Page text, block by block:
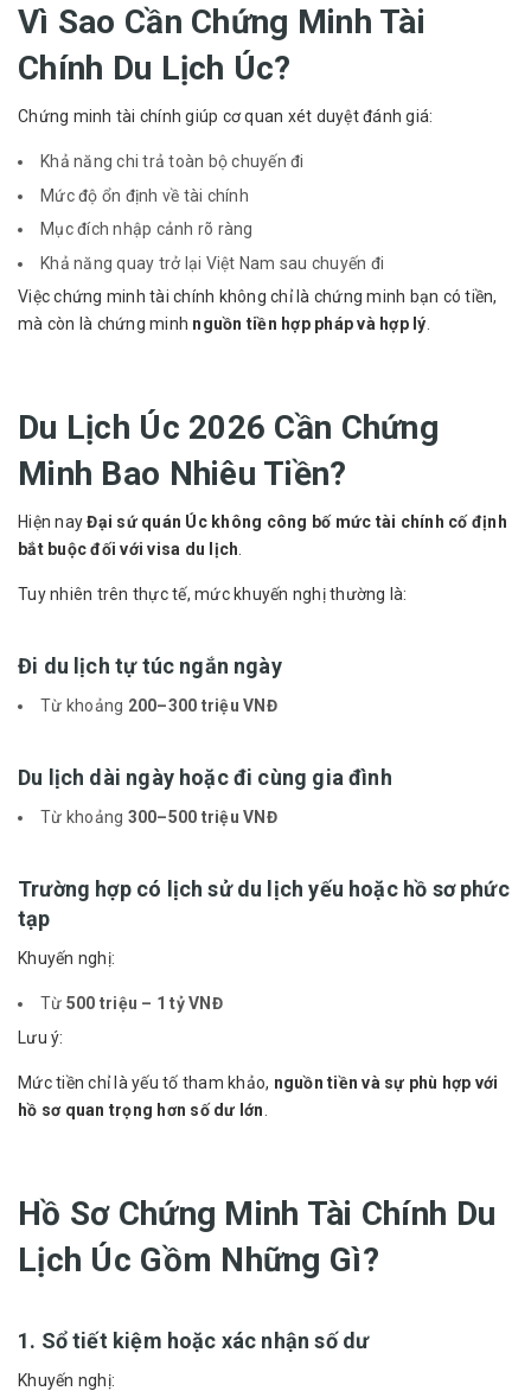
Vì Sao Cần Chứng Minh Tài
Chính Du Lịch Úc?
Chứng minh tài chính giúp cơ quan xét duyệt đánh giá:
Khả năng chi trả toàn bộ chuyến đi
Mức độ ổn định về tài chính
Mục đích nhập cảnh rõ ràng
Khả năng quay trở lại Việt Nam sau chuyến đi
Việc chứng minh tài chính không chỉ là chứng minh bạn có tiền,
mà còn là chứng minh nguồn tiền hợp pháp và hợp lý.
Du Lịch Úc 2026 Cần Chứng
Minh Bao Nhiêu Tiền?
Hiện nayĐại sứ quán Úc không công bố mức tài chính cố định
bắt buộc đối với visa du lịch.
Tuy nhiên trên thực tế, mức khuyến nghị thường là:
Đi du lịch tự túc ngắn ngày
Từ khoảng 200–300 triệu VNĐ
Du lịch dài ngày hoặc đi cùng gia đình
Từ khoảng 300–500 triệu VNĐ
Trường hợp có lịch sử du lịch yếu hoặc hồ sơ phức
tạp
Khuyến nghị:
Từ 500 triệu – 1 tỷ VNĐ
Lưu ý:
Mức tiền chỉ là yếu tố tham khảo, nguồn tiền và sự phù hợp với
hồ sơ quan trọng hơn số dư lớn
Hồ Sơ Chứng Minh Tài Chính Du
Lịch Úc Gồm Những Gì?
1. Sổ tiết kiệm hoặc xác nhận số dư
Khuyến nghị: